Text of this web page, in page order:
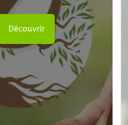
Découvrir